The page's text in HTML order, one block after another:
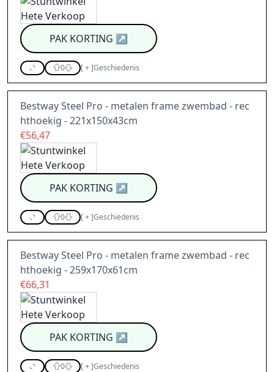
PAK KORTING ↗
0 [+]Geschiedenis
Bestway Steel Pro - metalen frame zwembad - rec
hthoekig - 221x150x43cm
€56,47
PAK KORTING ↗
0 [+]Geschiedenis
Bestway Steel Pro - metalen frame zwembad - rec
hthoekig - 259x170x61cm
€66,31
PAK KORTING ↗
0 [+]Geschiedenis